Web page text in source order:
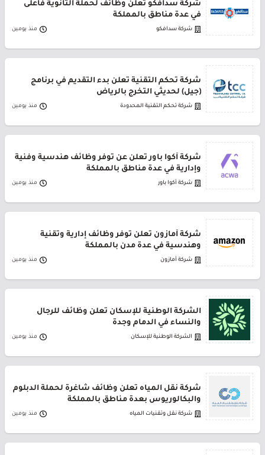
شركة سدافكو تعلن وظائف لحملة الثانوية فأعلى
في عدة مناطق بالمملكة
شركة سدافكو منذ يومين
شركة تحكم التقنية تعلن بدء التقديم في برنامج
(جيل) لحديثي التخرج بالرياض
شركة تحكم التقنية المحدودة منذ يومين
شركة أكوا باور تعلن عن توفر وظائف هندسية وفنية
وإدارية في عدة مناطق بالمملكة
شركة أكوا باور منذ يومين
شركة أمازون تعلن توفر وظائف إدارية وتقنية
وهندسية في عدة مدن بالمملكة
شركة أمازون منذ يومين
الشركة الوطنية للإسكان تعلن وظائف للرجال
والنساء في الدمام وجدة
الشركة الوطنية للإسكان منذ يومين
شركة نقل المياه تعلن وظائف شاغرة لحملة الدبلوم
والبكالوريوس بعدة مناطق بالمملكة
شركة نقل وتقنيات المياه منذ يومين